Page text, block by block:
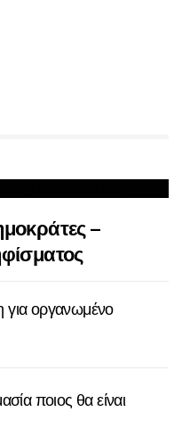
–
για οργανωμένο
ποιος θα είναι